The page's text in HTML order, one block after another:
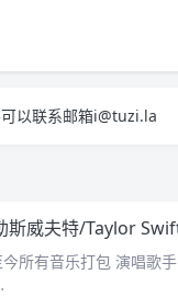
以联系邮箱i@tuzi.la
以联系邮箱i@tuzi.la
特/Taylor Swift/霉霉[2006-2024]所有专辑歌曲
所有音乐打包 演唱歌